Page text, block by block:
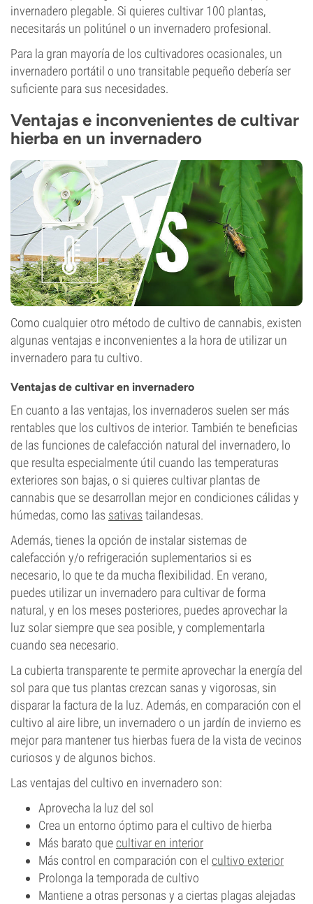
invernadero plegable. Si quieres cultivar 100 plantas,
necesitarás un politúnel o un invernadero profesional.
Para la gran mayoría de los cultivadores ocasionales, un
invernadero portátil o uno transitable pequeño debería ser
suficiente para sus necesidades.
Ventajas e inconvenientes de cultivar
hierba en un invernadero
Como cualquier otro método de cultivo de cannabis, existen
algunas ventajas e inconvenientes a la hora de utilizar un
invernadero para tu cultivo.
Ventajas de cultivar en invernadero
En cuanto a las ventajas, los invernaderos suelen ser más
rentables que los cultivos de interior. También te beneficias
de las funciones de calefacción natural del invernadero, lo
que resulta especialmente útil cuando las temperaturas
exteriores son bajas, o si quieres cultivar plantas de
cannabis que se desarrollan mejor en condiciones cálidas y
húmedas, como las sativas tailandesas.
Además, tienes la opción de instalar sistemas de
calefacción y/o refrigeración suplementarios si es
necesario, lo que te da mucha flexibilidad. En verano,
puedes utilizar un invernadero para cultivar de forma
natural, y en los meses posteriores, puedes aprovechar la
luz solar siempre que sea posible, y complementarla
cuando sea necesario.
La cubierta transparente te permite aprovechar la energía del
sol para que tus plantas crezcan sanas y vigorosas, sin
disparar la factura de la luz. Además, en comparación con el
cultivo al aire libre, un invernadero o un jardín de invierno es
mejor para mantener tus hierbas fuera de la vista de vecinos
curiosos y de algunos bichos.
Las ventajas del cultivo en invernadero son:
Aprovecha la luz del sol
Crea un entorno óptimo para el cultivo de hierba
Más barato quecultivar en interior
Más control en comparación con el cultivo exterior
Prolonga la temporada de cultivo
Mantiene a otras personas y a ciertas plagas alejadas